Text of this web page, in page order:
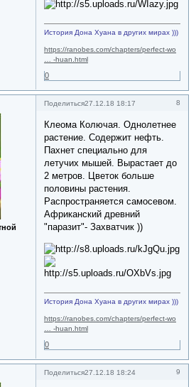
История Дона Хуана в других мирах )))
https://ranobes.com/chapters/perfect-wo
… -huan.html
0
Поделиться 8
27.12.18 18:17
Клеома Колючая. Однолетнее
растение. Содержит нефть.
Пахнет специально для
летучих мышей. Вырастает до
2 метров. Цветок больше
половины растения.
Распространяется самосевом.
Африканский древний
"паразит"- Захватчик ))
История Дона Хуана в других мирах )))
https://ranobes.com/chapters/perfect-wo
… -huan.html
0
Поделиться 9
27.12.18 18:24